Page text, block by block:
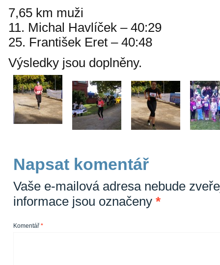
7,65 km muži
11. Michal Havlíček – 40:29
25. František Eret – 40:48
Výsledky jsou doplněny.
Napsat komentář
Vaše e-mailová adresa nebude
informace jsou označeny *
Komentář *